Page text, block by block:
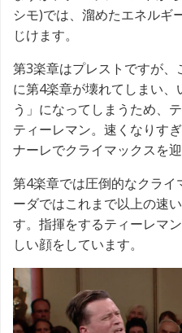
シモ)では、溜めたエネルギ
じけます。
第3楽章はプレストですが
に第4楽章が壊れてしまい
う」になってしまうため、
ティーレマン。速くなりす
ナーレでクライマックスを
第4楽章では圧倒的なクライ
ーダではこれまで以上の速
す。指揮をするティーレマ
しい顔をしています。